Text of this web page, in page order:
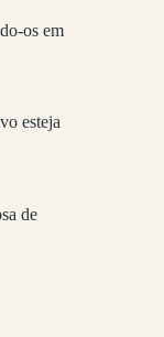
os em
esteja
de